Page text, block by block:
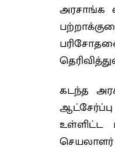
அரசாங்க
கடந்த
செயலாளர்